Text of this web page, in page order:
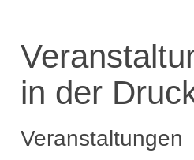
in der
Veranstaltungen